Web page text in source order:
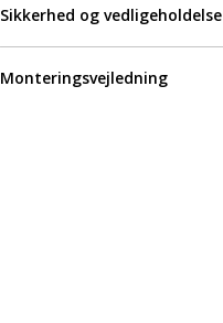
Sikkerhed og vedligeholdelse
Monteringsvejledning